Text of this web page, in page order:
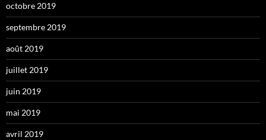
octobre 2019
septembre 2019
août 2019
juillet 2019
juin 2019
mai 2019
avril 2019